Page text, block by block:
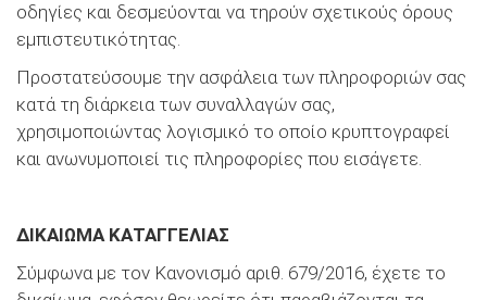
οδηγίες και δεσμεύονται να τηρούν σχετικούς όρους
εμπιστευτικότητας.
Προστατεύσουμε την ασφάλεια των πληροφοριών σας
κατά τη διάρκεια των συναλλαγών σας,
χρησιμοποιώντας λογισμικό το οποίο κρυπτογραφεί
και ανωνυμοποιεί τις πληροφορίες που εισάγετε.
ΔΙΚΑΙΩΜΑ ΚΑΤΑΓΓΕΛΙΑΣ
Σύμφωνα με τον Κανονισμό αριθ. 679/2016, έχετε το